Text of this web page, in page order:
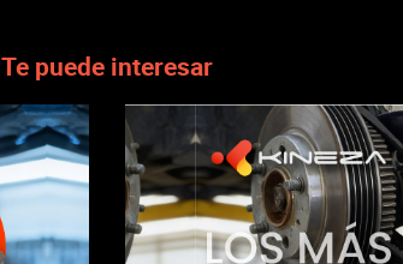
Te puede interesar